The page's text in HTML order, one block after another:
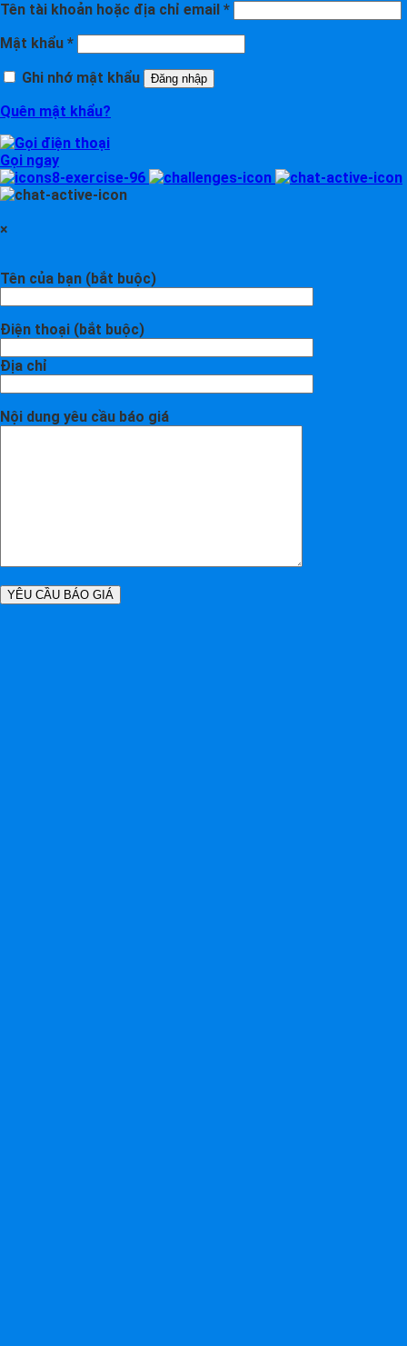
Tên tài khoản hoặc địa chỉ email *
Mật khẩu *
Ghi nhớ mật khẩu
Đăng nhập
Quên mật khẩu?
Gọi ngay
×
Tên của bạn (bắt buộc)
Điện thoại (bắt buộc)
Địa chỉ
Nội dung yêu cầu báo giá